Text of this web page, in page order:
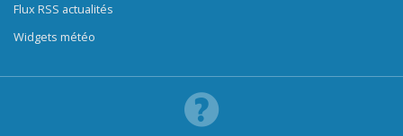
Flux RSS actualités
Widgets météo